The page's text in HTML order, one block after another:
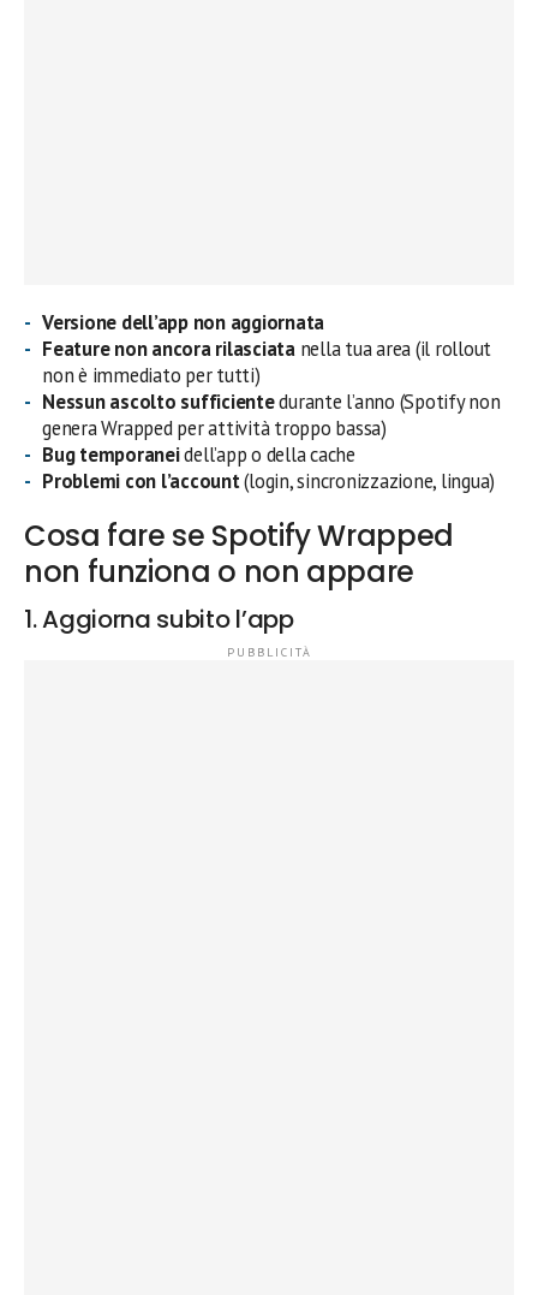
Versione dell’app non aggiornata
Feature non ancora rilasciatanella tua area (il rollout
non è immediato per tutti)
Nessun ascolto sufficientedurante l’anno (Spotify non
genera Wrapped per attività troppo bassa)
Bug temporaneidell’app o della cache
Problemi con l’account(login, sincronizzazione, lingua)
Cosa fare se Spotify Wrapped
non funziona o non appare
1. Aggiorna subito l’app